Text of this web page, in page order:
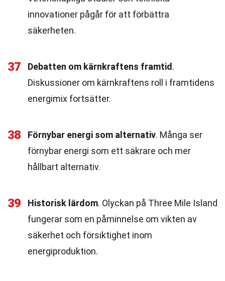
innovationer pågår för att förbättra
säkerheten.
37 Debatten om kärnkraftens framtid .
Diskussioner om kärnkraftens roll i framtidens
energimix fortsätter.
38 Förnybar energi som alternativ. Många ser
förnybar energi som ett säkrare och mer
hållbart alternativ.
39 Historisk lärdom. Olyckan på Three Mile Island
fungerar som en påminnelse om vikten av
säkerhet och försiktighet inom
energiproduktion.